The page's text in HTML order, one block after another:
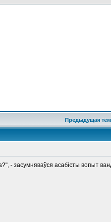
Предыдущая
- засумняваўся асабісты вопыт